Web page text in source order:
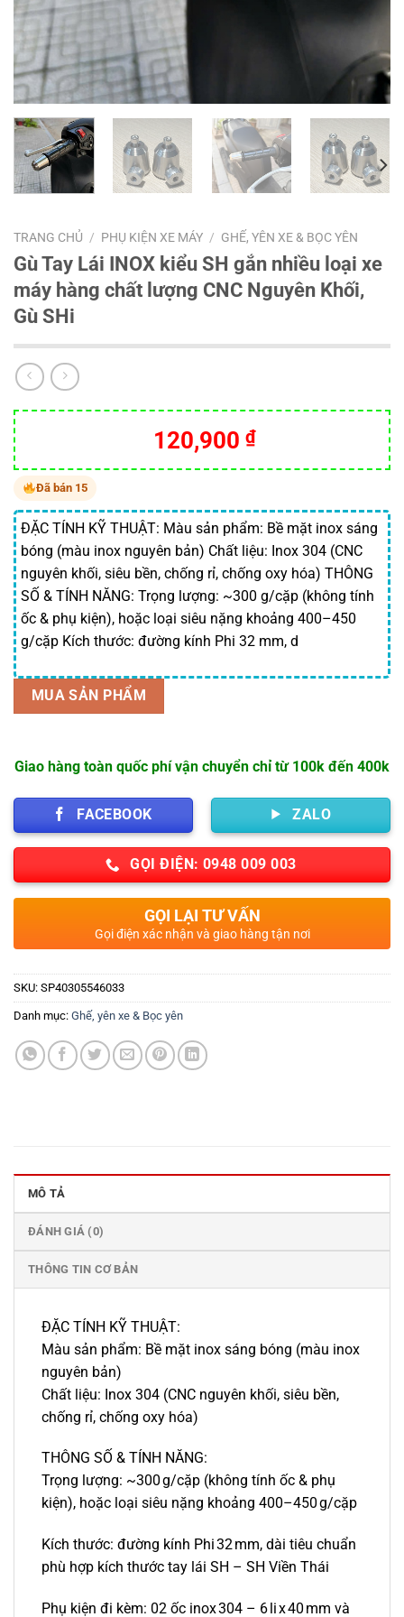
TRANG CHỦ / PHỤ KIỆN XE MÁY / GHẾ, YÊN XE & BỌC YÊN
Gù Tay Lái INOX kiểu SH gắn nhiều loại xe
máy hàng chất lượng CNC Nguyên Khối,
Gù SHi
Giá
gốc
130,000 ₫.
120,900 ₫Giá
hiện
là:
120,900 ₫.
Đã bán 15
ĐẶC TÍNH KỸ THUẬT: Màu sản phẩm: Bề mặt inox sáng
bóng (màu inox nguyên bản) Chất liệu: Inox 304 (CNC
nguyên khối, siêu bền, chống rỉ, chống oxy hóa) THÔNG
SỐ & TÍNH NĂNG: Trọng lượng: ~300 g/cặp (không tính
ốc & phụ kiện), hoặc loại siêu nặng khoảng 400–450
g/cặp Kích thước: đường kính Phi 32 mm, d
MUA SẢN PHẨM
Giao hàng toàn quốc phí vận chuyển chỉ từ 100k đến 400k
FACEBOOK ZALO
GỌI ĐIỆN: 0948 009 003
GỌI LẠI TƯ VẤN
Gọi điện xác nhận và giao hàng tận nơi
SKU: SP40305546033
Danh mục: Ghế, yên xe & Bọc yên
MÔ TẢ
ĐÁNH GIÁ (0)
THÔNG TIN CƠ BẢN
ĐẶC TÍNH KỸ THUẬT:
Màu sản phẩm: Bề mặt inox sáng bóng (màu inox
nguyên bản)
Chất liệu: Inox 304 (CNC nguyên khối, siêu bền,
chống rỉ, chống oxy hóa)
THÔNG SỐ & TÍNH NĂNG:
Trọng lượng: ~300 g/cặp (không tính ốc & phụ
kiện), hoặc loại siêu nặng khoảng 400–450 g/cặp
Kích thước: đường kính Phi 32 mm, dài tiêu chuẩn
phù hợp kích thước tay lái SH – SH Viền Thái
Phụ kiện đi kèm: 02 ốc inox 304 – 6 li x 40 mm và